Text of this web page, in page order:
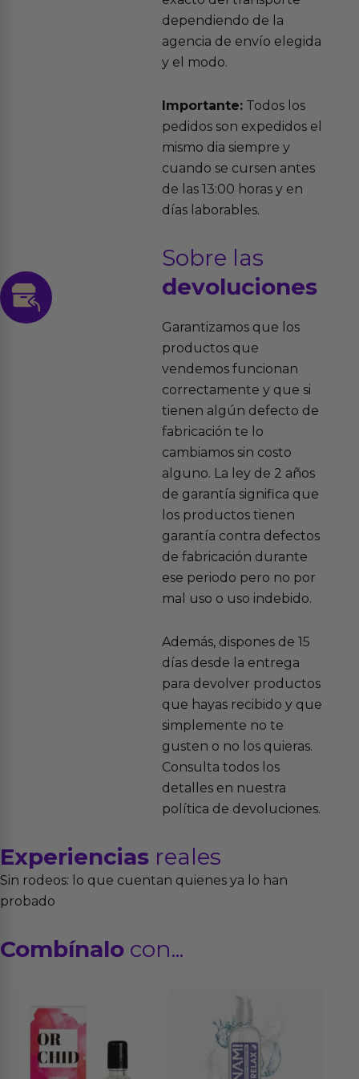
dependiendo de la
agencia de envío elegida
y el modo.
Importante:Todos los
pedidos son expedidos el
mismo dia siempre y
cuando se cursen antes
de las 13:00 horas y en
días laborables.
Sobre las
devoluciones
Garantizamos que los
productos que
vendemos funcionan
correctamente y que si
tienen algún defecto de
fabricación te lo
cambiamos sin costo
alguno. La ley de 2 años
de garantía significa que
los productos tienen
garantía contra defectos
de fabricación durante
ese periodo pero no por
mal uso o uso indebido.
Además, dispones de 15
días desde la entrega
para devolver productos
que hayas recibido y que
simplemente no te
gusten o no los quieras.
Consulta todos los
detalles en nuestra
política de devoluciones.
Experiencias reales
Sin rodeos: lo que cuentan quienes ya lo han
probado
Combínalo con...